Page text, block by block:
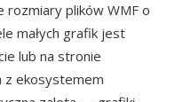
plików WMF o
małych grafik jest
lub na stronie
z ekosystemem